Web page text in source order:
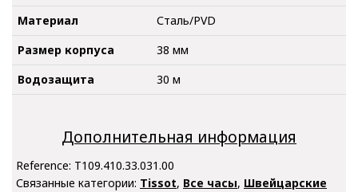
Материал
Сталь/PVD
Размер корпуса
38 мм
Водозащита
30 м
Дополнительная информация
Reference: T109.410.33.031.00
Связанные категории: Tissot, Все часы, Швейцарские